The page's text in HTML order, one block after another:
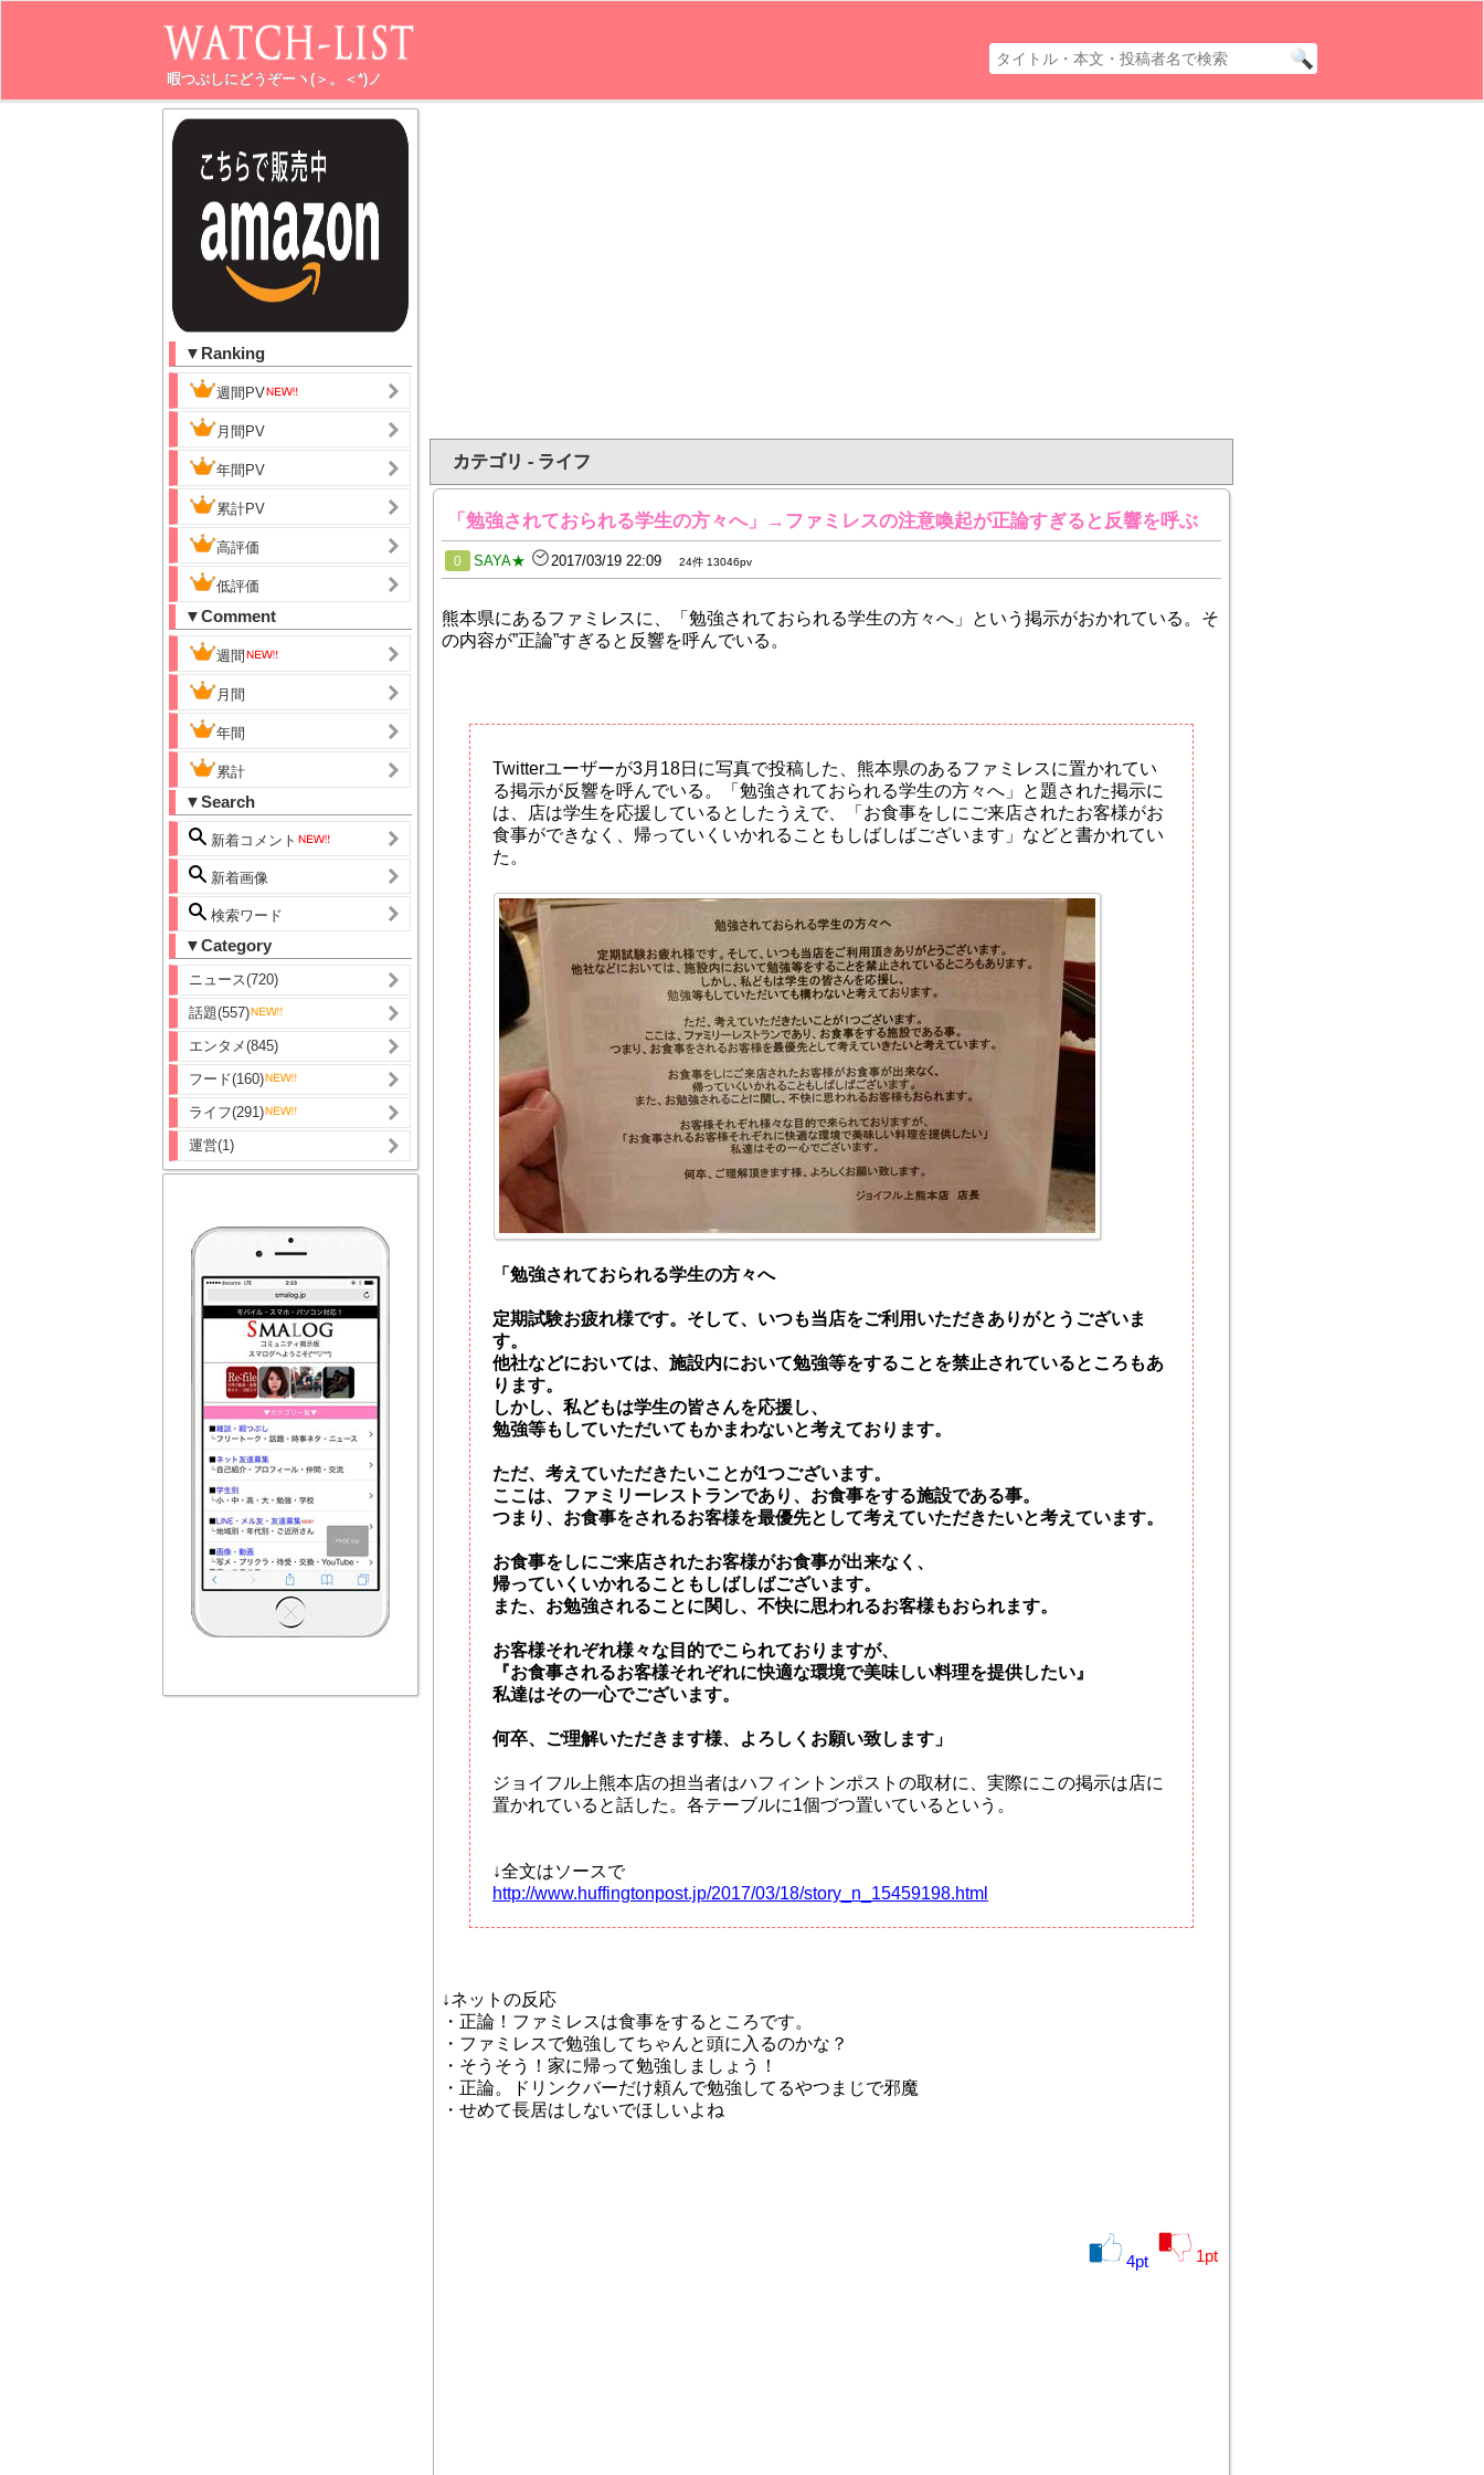
暇つぶしにどうぞーヽ(＞。＜*)ノ
▼Ranking
週間PV
月間PV
年間PV
累計PV
高評価
低評価
▼Comment
週間
月間
年間
累計
▼Search
新着コメント
新着画像
検索ワード
▼Category
ニュース(720)
話題(557)
エンタメ(845)
フード(160)
ライフ(291)
運営(1)
カテゴリ - ライフ
「勉強されておられる学生の方々へ」→ファミレスの注意喚起が正論すぎると反響を呼ぶ
0 SAYA★ 2017/03/19 22:09 24件 13046pv
熊本県にあるファミレスに、「勉強されておられる学生の方々へ」という掲示がおかれている。そ
の内容が”正論”すぎると反響を呼んでいる。
Twitterユーザーが3月18日に写真で投稿した、熊本県のあるファミレスに置かれてい
る掲示が反響を呼んでいる。「勉強されておられる学生の方々へ」と題された掲示に
は、店は学生を応援しているとしたうえで、「お食事をしにご来店されたお客様がお
食事ができなく、帰っていくいかれることもしばしばございます」などと書かれてい
た。
「勉強されておられる学生の方々へ
定期試験お疲れ様です。そして、いつも当店をご利用いただきありがとうございま
す。
他社などにおいては、施設内において勉強等をすることを禁止されているところもあ
ります。
しかし、私どもは学生の皆さんを応援し、
勉強等もしていただいてもかまわないと考えております。
ただ、考えていただきたいことが1つございます。
ここは、ファミリーレストランであり、お食事をする施設である事。
つまり、お食事をされるお客様を最優先として考えていただきたいと考えています。
お食事をしにご来店されたお客様がお食事が出来なく、
帰っていくいかれることもしばしばございます。
また、お勉強されることに関し、不快に思われるお客様もおられます。
お客様それぞれ様々な目的でこられておりますが、
『お食事されるお客様それぞれに快適な環境で美味しい料理を提供したい』
私達はその一心でございます。
何卒、ご理解いただきます様、よろしくお願い致します」
ジョイフル上熊本店の担当者はハフィントンポストの取材に、実際にこの掲示は店に
置かれていると話した。各テーブルに1個づつ置いているという。
↓全文はソースで
http://www.huffingtonpost.jp/2017/03/18/story_n_15459198.html
↓ネットの反応
・正論！ファミレスは食事をするところです。
・ファミレスで勉強してちゃんと頭に入るのかな？
・そうそう！家に帰って勉強しましょう！
・正論。ドリンクバーだけ頼んで勉強してるやつまじで邪魔
・せめて長居はしないでほしいよね
4pt 1pt